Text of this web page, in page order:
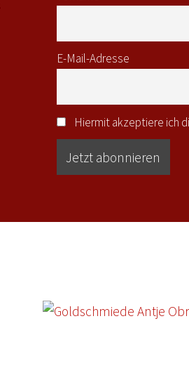
E-Mail-Adresse
Hiermit akzeptiere ich